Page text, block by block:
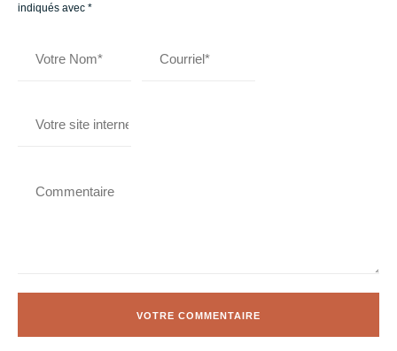
indiqués avec *